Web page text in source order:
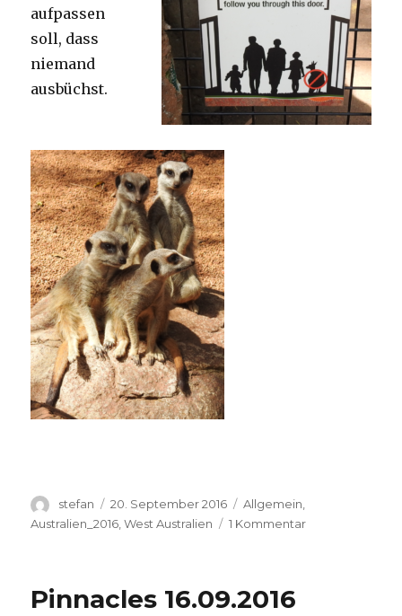
aufpassen
soll, dass
niemand
ausbüchst.
Autor
stefan
Veröffentlicht
am
20. September 2016 Kategorien
Allgemein,
Australien_2016 ,West Australien 1 Kommentarzu
Pinnacles 16.09.2016